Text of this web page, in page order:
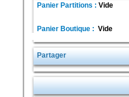
Panier Partitions : Vide
Panier Boutique : Vide
Partager